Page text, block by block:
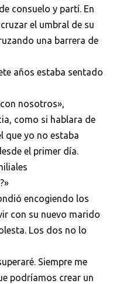
consuelo y partí. En
el umbral de su
una barrera de
años estaba sentado
nosotros»,
como si hablara de
que yo no estaba
el primer día.
encogiendo los
con su nuevo marido
Los dos no lo
Siempre me
podríamos crear un